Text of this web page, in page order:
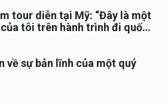
tour diễn tại Mỹ: “Đây là một
tôi trên hành trình đi quốc
về sự bản lĩnh của một quý